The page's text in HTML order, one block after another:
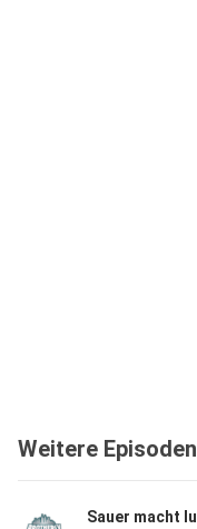
Weitere Episoden